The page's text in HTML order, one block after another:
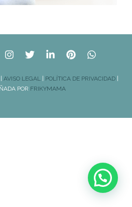
AVISO LEGAL | POLÍTICA DE PRIVACIDAD|
POR FRIKYMAMA